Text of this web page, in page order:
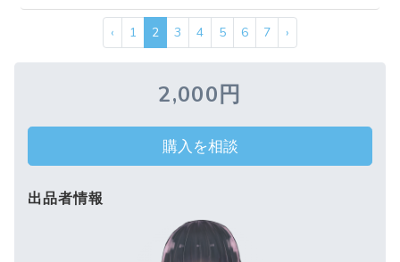
‹ 1 2 3 4 5 6 7 ›
2,000円
購入を相談
出品者情報